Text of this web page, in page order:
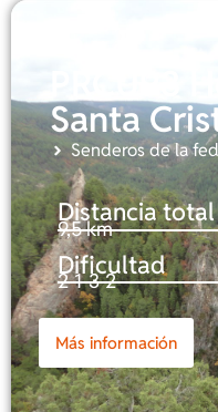
PRCU93
Santa
Senderos de la
Distancia total
9,5 km
Dificultad
2-1-3-2
Más información